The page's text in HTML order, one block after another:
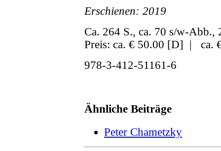
Erschienen: 2019
Ca. 264 S., ca. 70 s/w-Abb.,
Preis: ca. € 50.00 [D] | ca.
978-3-412-51161-6
Ähnliche Beiträge
Peter Chametzky